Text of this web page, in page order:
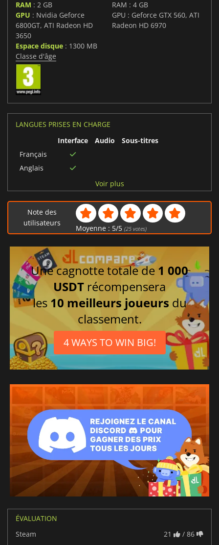
RAM : 2 GB
GPU : Nvidia Geforce
6800GT, ATI Radeon HD
3650
Espace disque : 1300 MB
RAM : 4 GB
GPU : Geforce GTX 560, ATI
Radeon HD 6970
Classe d'âge
LANGUES PRISES EN CHARGE
Interface
Audio
Sous-titres
Français
Anglais
Allemand
Italien
Tchèque
Voir plus
Note des
utilisateurs
Moyenne : 5/5 (25votes)
Une cagnotte totale de 1 000
USDT récompensera
les 10 meilleurs joueurs du
classement.
4 WAYS TO WIN BIG!
ÉVALUATION
Steam
21 / 86